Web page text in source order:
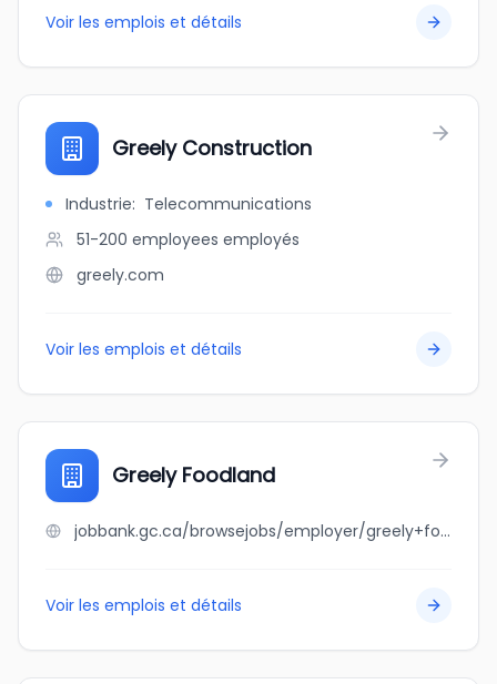
Voir les emplois et détails
Greely Construction
Industrie: Telecommunications
51-200 employees employés
greely.com
Voir les emplois et détails
Greely Foodland
jobbank.gc.ca/browsejobs/employer/greely+foodland/ca
Voir les emplois et détails